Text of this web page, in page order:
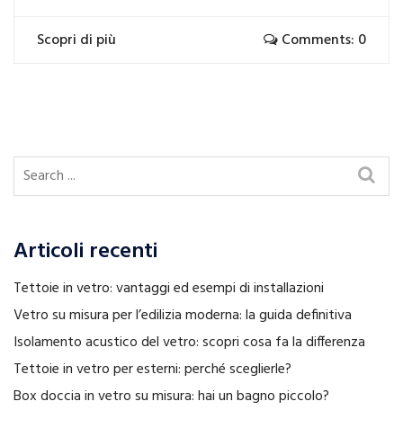
Scopri di più Comments: 0
Articoli recenti
Tettoie in vetro: vantaggi ed esempi di installazioni
Vetro su misura per l’edilizia moderna: la guida definitiva
Isolamento acustico del vetro: scopri cosa fa la differenza
Tettoie in vetro per esterni: perché sceglierle?
Box doccia in vetro su misura: hai un bagno piccolo?